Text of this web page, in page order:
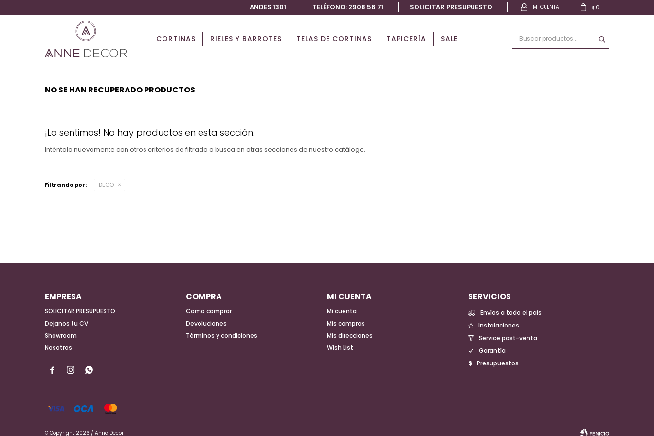
CORTINAS RIELES Y BARROTES TELAS DE CORTINAS TAPICERÍA SALE
$ 0
ANDES 1301 TELÉFONO: 2908 56 71 SOLICITAR PRESUPUESTO
NO SE HAN RECUPERADO PRODUCTOS
¡Lo sentimos! No hay productos en esta sección.
Inténtalo nuevamente con otros criterios de filtrado o busca en otras secciones de nuestro catálogo.
Filtrando por: DECO
EMPRESA
SOLICITAR PRESUPUESTO
Dejanos tu CV
Showroom
Nosotros
  
COMPRA
Como comprar
Devoluciones
Términos y condiciones
MI CUENTA
Mi cuenta
Mis compras
Mis direcciones
Wish List
SERVICIOS
Envíos a todo el país
Instalaciones
Service post-venta
Garantía
Presupuestos
© Copyright 2026 / Anne Decor